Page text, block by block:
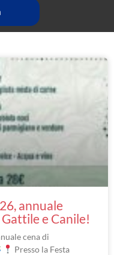
annuale
e Canile!
cena di
Presso la Festa